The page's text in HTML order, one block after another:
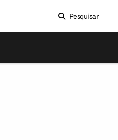
Pesquisar